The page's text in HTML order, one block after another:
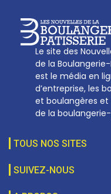
Le site des
de la
est le média en
d’entreprise, les
et boulangères
de la
TOUS NOS SITES
SUIVEZ-NOUS